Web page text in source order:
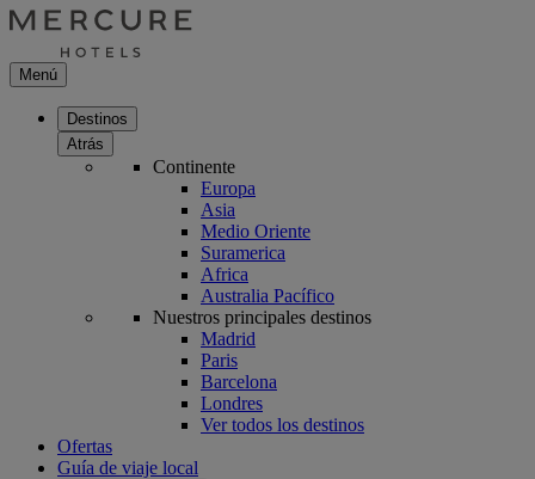
Menú
Destinos
Atrás
Continente
Europa
Asia
Medio Oriente
Suramerica
Africa
Australia Pacífico
Nuestros principales destinos
Madrid
Paris
Barcelona
Londres
Ver todos los destinos
Ofertas
Guía de viaje local